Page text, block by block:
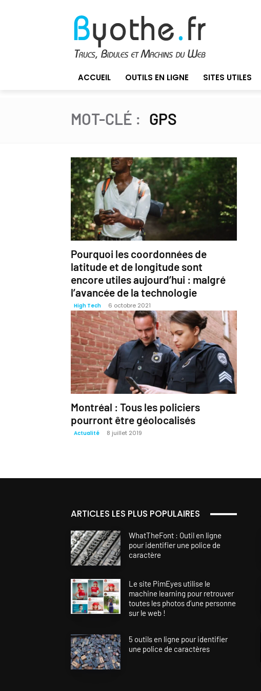
ACCUEIL OUTILS EN LIGNE SITES UTILES
MOT-CLÉ : GPS
Pourquoi les coordonnées de
latitude et de longitude sont
encore utiles aujourd’hui : malgré
l’avancée de la technologie
High Tech 6 octobre 2021
Montréal : Tous les policiers
pourront être géolocalisés
Actualité 8 juillet 2019
ARTICLES LES PLUS POPULAIRES
WhatTheFont : Outil en ligne
pour identifier une police de
caractère
Le site PimEyes utilise le
machine learning pour retrouver
toutes les photos d’une personne
sur le web !
5 outils en ligne pour identifier
une police de caractères